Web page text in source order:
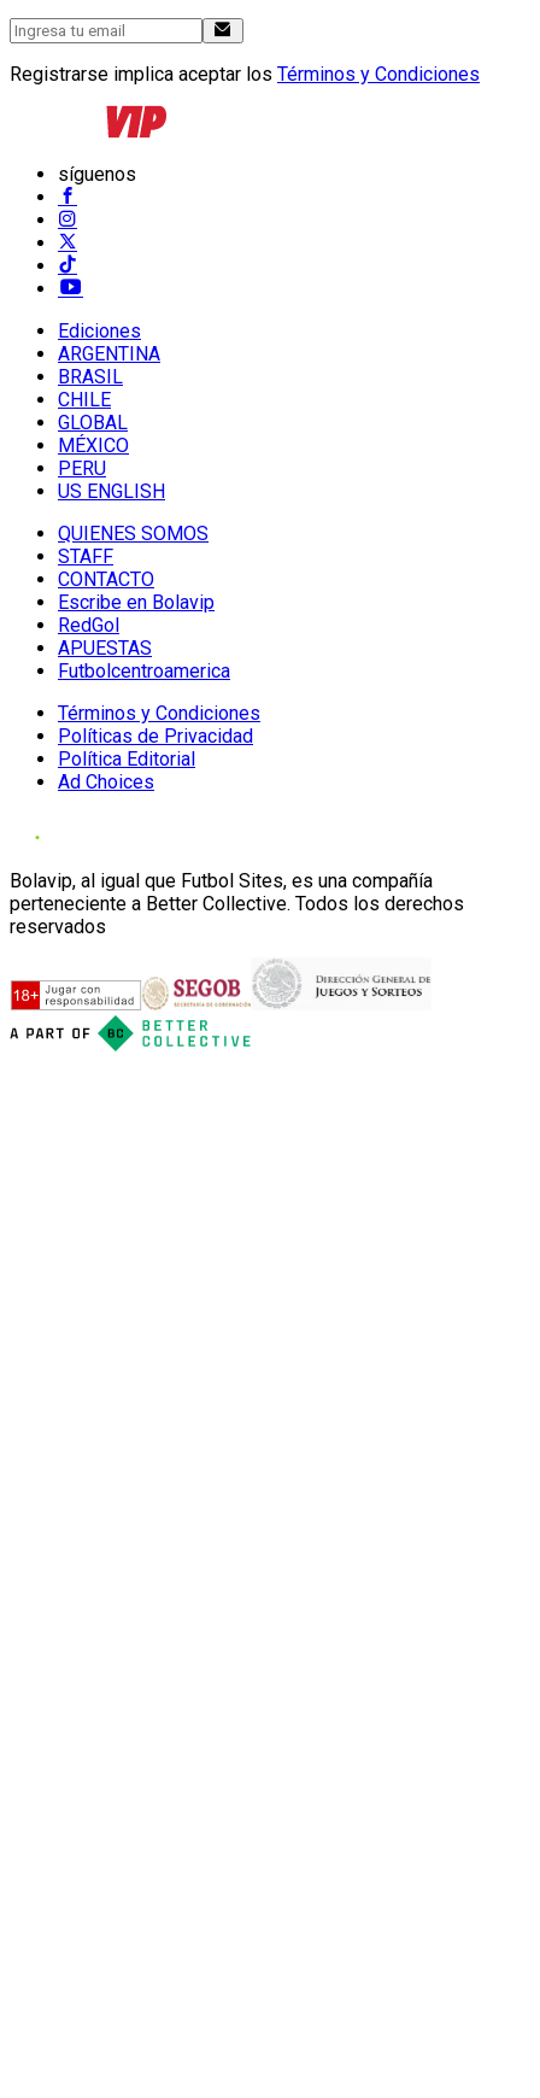
Registrarse implica aceptar los Términos y Condiciones
síguenos
Ediciones
ARGENTINA
BRASIL
CHILE
GLOBAL
MÉXICO
PERU
US ENGLISH
QUIENES SOMOS
STAFF
CONTACTO
Escribe en Bolavip
RedGol
APUESTAS
Futbolcentroamerica
Términos y Condiciones
Políticas de Privacidad
Política Editorial
Ad Choices
Bolavip, al igual que Futbol Sites, es una compañía
perteneciente a Better Collective. Todos los derechos
reservados